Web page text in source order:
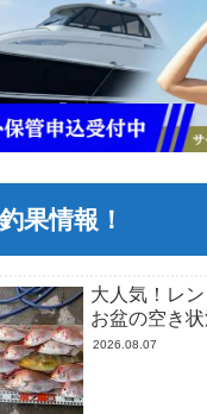
果情報！
大人気！レ
お盆の空き状
2026.08.07